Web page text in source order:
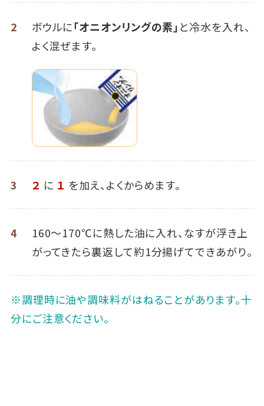
2 ボウルに「オニオンリングの素」と冷水を入れ、
よく混ぜます。
3 ２ に １ を加え、よくからめます。
4
160～170℃に熱した油に入れ、なすが浮き上
がってきたら裏返して約1分揚げてできあがり。
※調理時に油や調味料がはねることがあります。十
分にご注意ください。